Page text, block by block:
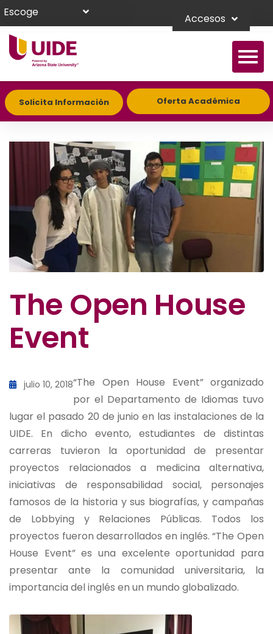
Escoge Accesos
Solicita Información Oferta Académica
The Open House
Event
julio 10, 2018“The Open House Event” organizado
por el Departamento de Idiomas tuvo
lugar el pasado 20 de junio en las instalaciones de la
UIDE. En dicho evento, estudiantes de distintas
carreras tuvieron la oportunidad de presentar
proyectos relacionados a medicina alternativa,
iniciativas de responsabilidad social, personajes
famosos de la historia y sus biografías, y campañas
de Lobbying y Relaciones Públicas. Todos los
proyectos fueron desarrollados en inglés. “The Open
House Event” es una excelente oportunidad para
presentar ante la comunidad universitaria, la
importancia del inglés en un mundo globalizado.